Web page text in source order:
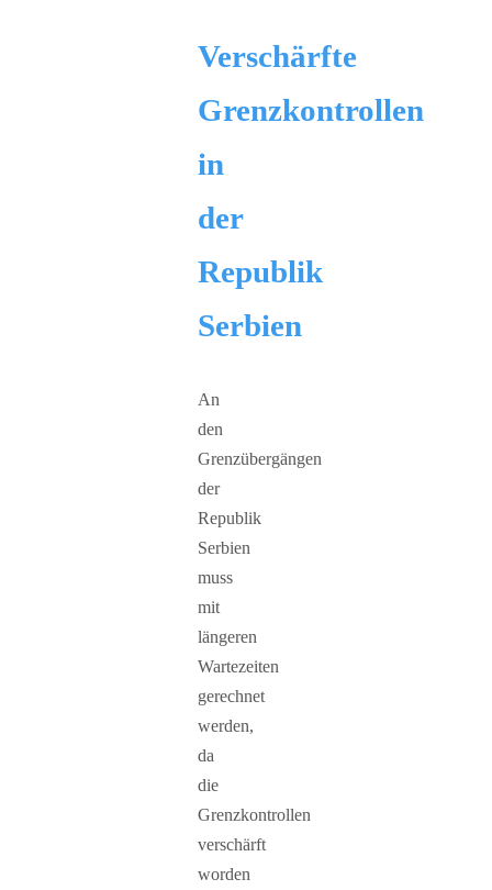
Verschärfte
Grenzkontrollen
in
der
Republik
Serbien
An
den
Grenzübergängen
der
Republik
Serbien
muss
mit
längeren
Wartezeiten
gerechnet
werden,
da
die
Grenzkontrollen
verschärft
worden